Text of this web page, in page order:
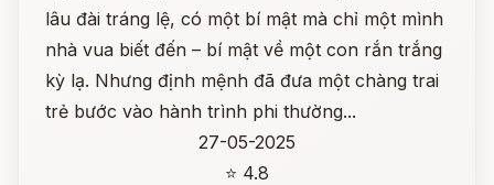
lâu đài tráng lệ, có một bí mật mà chỉ một mình
nhà vua biết đến – bí mật về một con rắn trắng
kỳ lạ. Nhưng định mệnh đã đưa một chàng trai
trẻ bước vào hành trình phi thường...
27-05-2025
⭐ 4.8